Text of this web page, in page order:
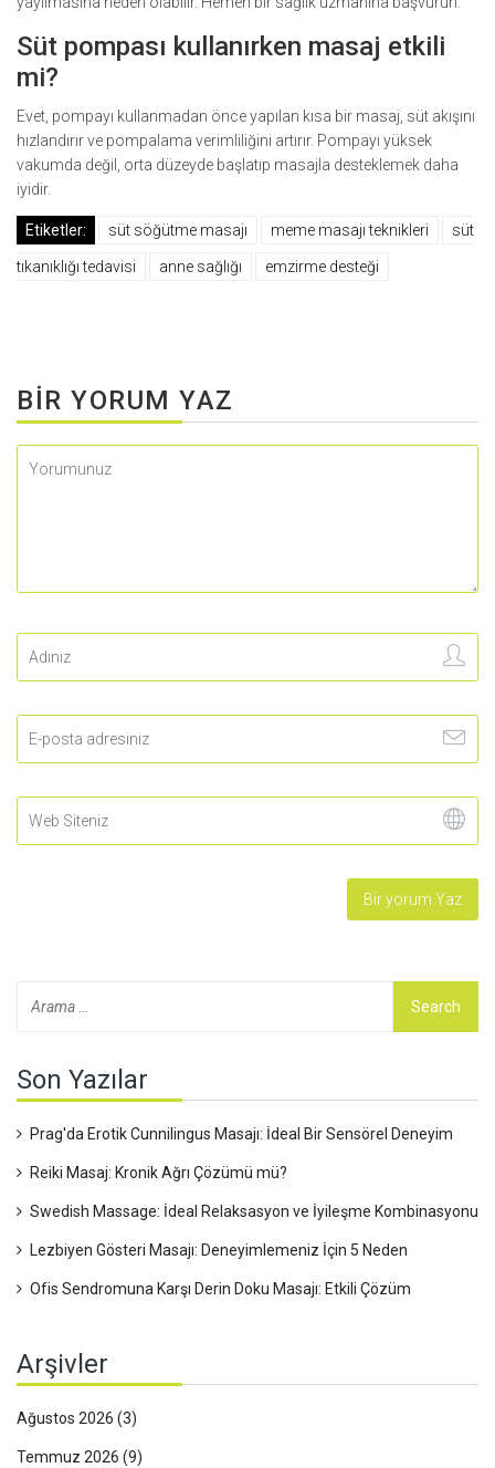
Süt pompası kullanırken masaj etkili
mi?
Evet, pompayı kullanmadan önce yapılan kısa bir masaj, süt akışını
hızlandırır ve pompalama verimliliğini artırır. Pompayı yüksek
vakumda değil, orta düzeyde başlatıp masajla desteklemek daha
iyidir.
Etiketler: süt söğütme masajı meme masajı teknikleri süt
tıkanıklığı tedavisi anne sağlığı emzirme desteği
BIR YORUM YAZ
Son Yazılar
Prag'da Erotik Cunnilingus Masajı: İdeal Bir Sensörel Deneyim
Reiki Masaj: Kronik Ağrı Çözümü mü?
Swedish Massage: İdeal Relaksasyon ve İyileşme Kombinasyonu
Lezbiyen Gösteri Masajı: Deneyimlemeniz İçin 5 Neden
Ofis Sendromuna Karşı Derin Doku Masajı: Etkili Çözüm
Arşivler
Ağustos 2026 (3)
Temmuz 2026 (9)